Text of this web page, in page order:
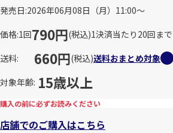
発売日 2026年06月08日（月）11:00～
価格 1回790円(税込)1決済当たり20回まで
送料
660円(税込)送料おまとめ対象
対象年齢 15歳以上
購入の前に必ずお読みください
店舗でのご購入はこちら